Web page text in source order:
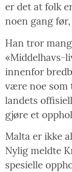
er det at folk
noen gang
Han tror
«Middelhavs-
innenfor
være noe som
landets
gjøre et
Malta er ikke
Nylig meldte
spesielle